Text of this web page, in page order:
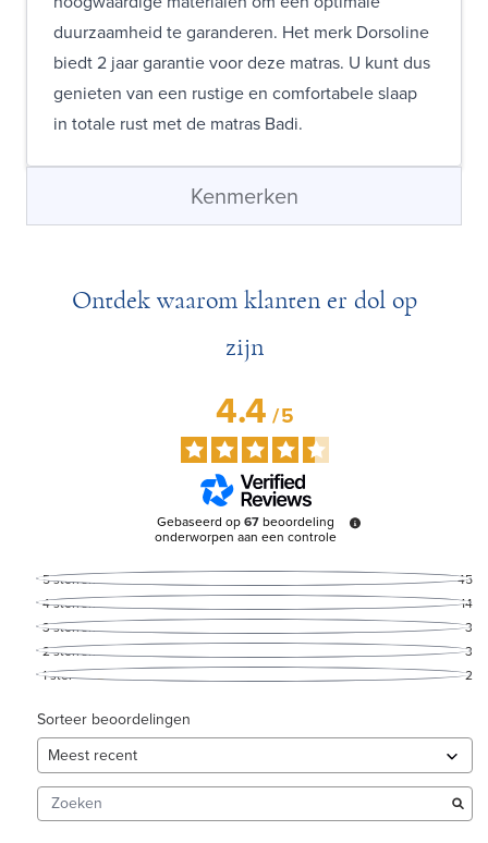
duurzaamheid te garanderen. Het merk Dorsoline
biedt 2 jaar garantie voor deze matras. U kunt dus
genieten van een rustige en comfortabele slaap
in totale rust met de matras Badi.
Kenmerken
Ontdek waarom klanten er dol op
zijn
4.4/5
Gebaseerd op67beoordeling
onderworpen aan een controle
5sterren
45
4sterren
14
3sterren
3
2sterren
3
1ster 2
Sorteer beoordelingen